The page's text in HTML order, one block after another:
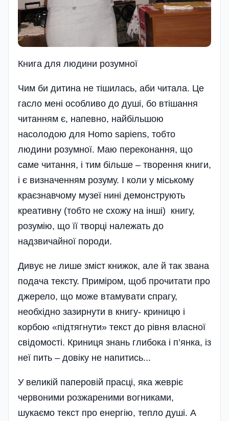
Книга для людини розумної
Чим би дитина не тішилась, аби читала. Це
гасло мені особливо до душі, бо втішання
читанням є, напевно, найбільшою
насолодою для Homo sapiens, тобто
людини розумної. Маю переконання, що
саме читання, і тим більше – творення книги,
і є визначенням розуму. І коли у міському
краєзнавчому музеї нині демонструють
креативну (тобто не схожу на інші) книгу,
розумію, що її творці належать до
надзвичайної породи.
Дивує не лише зміст книжок, але й так звана
подача тексту. Приміром, щоб прочитати про
джерело, що може втамувати спрагу,
необхідно зазирнути в книгу- криницю і
корбою «підтягнути» текст до рівня власної
свідомості. Криниця знань глибока і п’янка, із
неї пить – довіку не напитись...
У великій паперовій прасці, яка жевріє
червоними розжареними вогниками,
шукаємо текст про енергію, тепло душі. А